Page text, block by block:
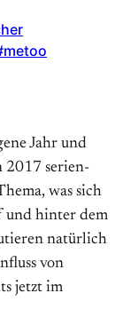
Jahr und
2017 serien-
was sich
und hinter dem
natürlich
von
jetzt im